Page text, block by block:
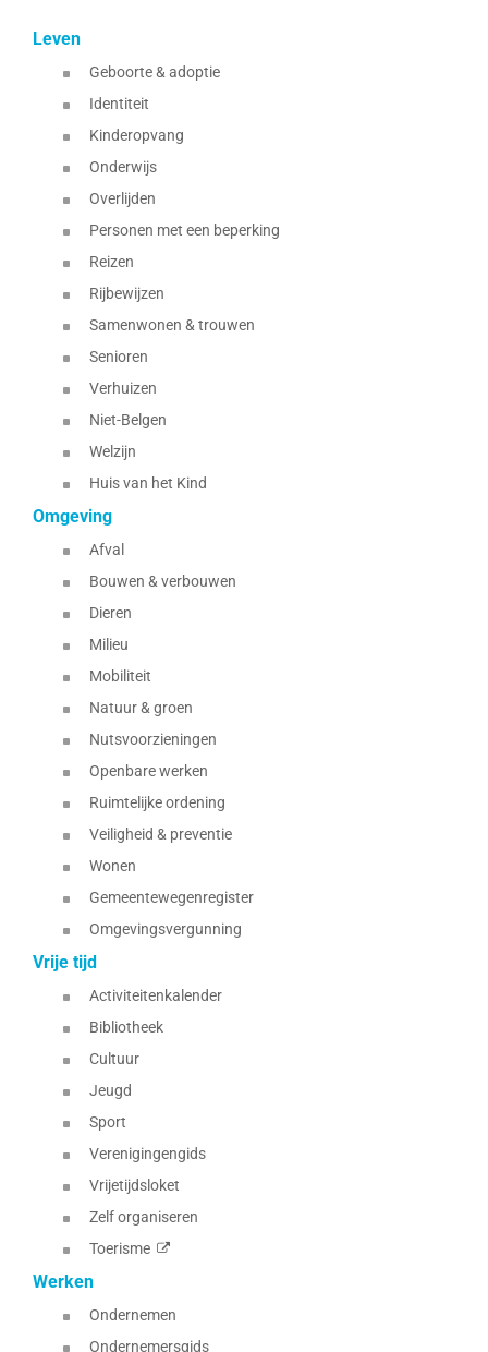
Leven
Geboorte & adoptie
Identiteit
Kinderopvang
Onderwijs
Overlijden
Personen met een beperking
Reizen
Rijbewijzen
Samenwonen & trouwen
Senioren
Verhuizen
Niet-Belgen
Welzijn
Huis van het Kind
Omgeving
Afval
Bouwen & verbouwen
Dieren
Milieu
Mobiliteit
Natuur & groen
Nutsvoorzieningen
Openbare werken
Ruimtelijke ordening
Veiligheid & preventie
Wonen
Gemeentewegenregister
Omgevingsvergunning
Vrije tijd
Activiteitenkalender
Bibliotheek
Cultuur
Jeugd
Sport
Verenigingengids
Vrijetijdsloket
Zelf organiseren
Toerisme
Werken
Ondernemen
Ondernemersgids